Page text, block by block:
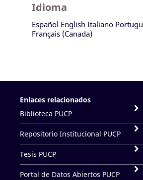
Idioma
Español English Italiano
Français (Canada)
Enlaces relacionados
Biblioteca PUCP
Repositorio Institucional PUCP
Tesis PUCP
Portal de Datos Abiertos PUCP